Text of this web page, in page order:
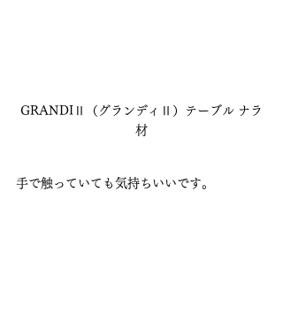
GRANDIⅡ（グランディⅡ）テーブル ナラ
材
手で触っていても気持ちいいです。